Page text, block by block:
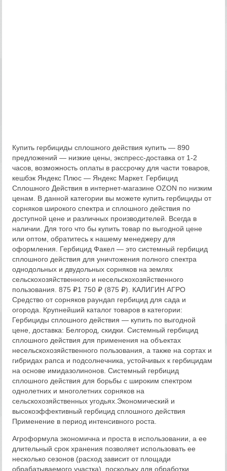
Купить гербициды сплошного действия купить — 890
предложений — низкие цены, экспресс-доставка от 1-2
часов, возможность оплаты в рассрочку для части товаров,
кешбэк Яндекс Плюс — Яндекс Маркет. Гербицид
Сплошного Действия в интернет-магазине OZON по низким
ценам. В данной категории вы можете купить гербициды от
сорняков широкого спектра и сплошного действия по
доступной цене и различных производителей. Всегда в
наличии. Для того что бы купить товар по выгодной цене
или оптом, обратитесь к нашему менеджеру для
оформления. Гербицид Факел — это системный гербицид
сплошного действия для уничтожения полного спектра
однодольных и двудольных сорняков на землях
сельскохозяйственного и несельскохозяйственного
пользования. 875 ₽1 750 ₽ (875 ₽). КАЛИГИН АГРО
Средство от сорняков раундап гербицид для сада и
огорода. Крупнейший каталог товаров в категории:
Гербициды сплошного действия — купить по выгодной
цене, доставка: Белгород, скидки. Системный гербицид
сплошного действия для применения на объектах
несельскохозяйственного пользования, а также на сортах и
гибридах рапса и подсолнечника, устойчивых к гербицидам
на основе имидазолинонов. Системный гербицид
сплошного действия для борьбы с широким спектром
однолетних и многолетних сорняков на
сельскохозяйственных угодьях.Экономический и
высокоэффективный гербицид сплошного действия
Применение в период интенсивного роста.
Агроформула экономична и проста в использовании, а ее
длительный срок хранения позволяет использовать ее
несколько сезонов (расход зависит от площади
обрабатываемого участка), поскольку для обработки